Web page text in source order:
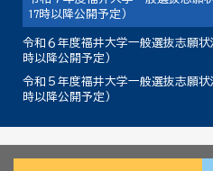
17時以降公開予定）
令和６年度福井大学一般選抜志願状
時以降公開予定）
令和５年度福井大学一般選抜志願状
時以降公開予定）